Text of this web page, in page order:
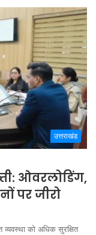
उत्तराखंड
ओवरलोडिंग,
पर जीरो
को अधिक सुरक्षित